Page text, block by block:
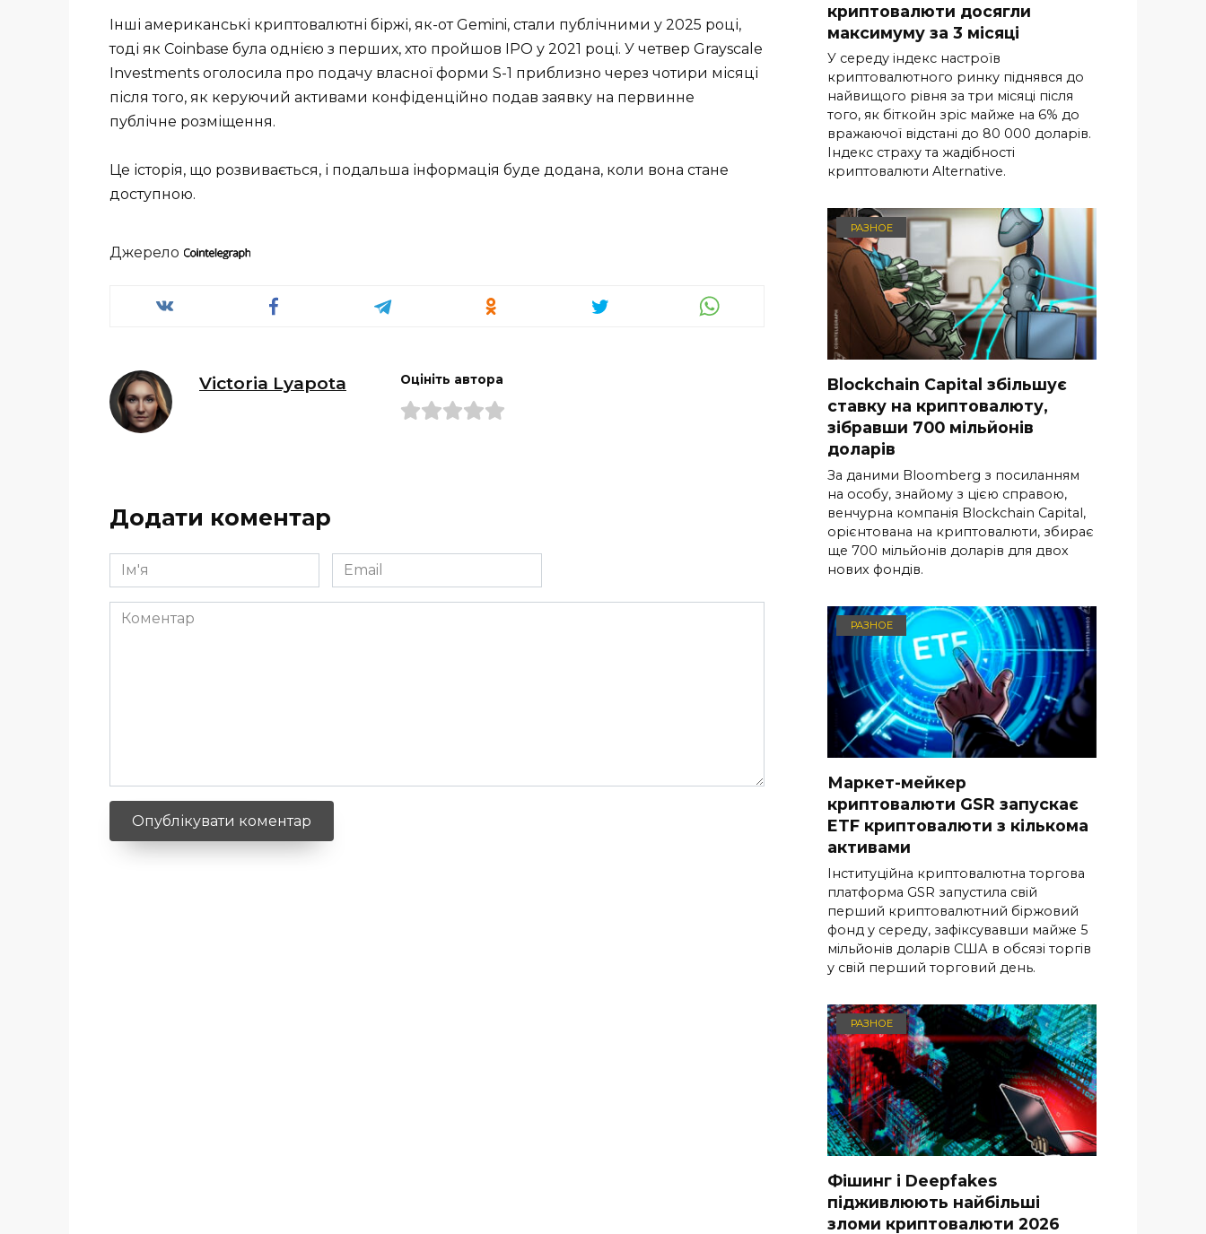
Інші американські криптовалютні біржі, як-от Gemini, стали публічними у 2025 році,
тоді як Coinbase була однією з перших, хто пройшов IPO у 2021 році. У четвер Grayscale
Investments оголосила про подачу власної форми S-1 приблизно через чотири місяці
після того, як керуючий активами конфіденційно подав заявку на первинне
публічне розміщення.
Це історія, що розвивається, і подальша інформація буде додана, коли вона стане
доступною.
Джерело
Victoria Lyapota Оцініть автора
Додати коментар
Ім'я
*
Email
*
Коментар
криптовалюти досягли
максимуму за 3 місяці
У середу індекс настроїв
криптовалютного ринку піднявся до
найвищого рівня за три місяці після
того, як біткойн зріс майже на 6% до
вражаючої відстані до 80 000 доларів.
Індекс страху та жадібності
криптовалюти Alternative.
РАЗНОЕ
Blockchain Capital збільшує
ставку на криптовалюту,
зібравши 700 мільйонів
доларів
За даними Bloomberg з посиланням
на особу, знайому з цією справою,
венчурна компанія Blockchain Capital,
орієнтована на криптовалюти, збирає
ще 700 мільйонів доларів для двох
нових фондів.
РАЗНОЕ
Маркет-мейкер
криптовалюти GSR запускає
ETF криптовалюти з кількома
активами
Інституційна криптовалютна торгова
платформа GSR запустила свій
перший криптовалютний біржовий
фонд у середу, зафіксувавши майже 5
мільйонів доларів США в обсязі торгів
у свій перший торговий день.
РАЗНОЕ
Фішинг і Deepfakes
підживлюють найбільші
зломи криптовалюти 2026